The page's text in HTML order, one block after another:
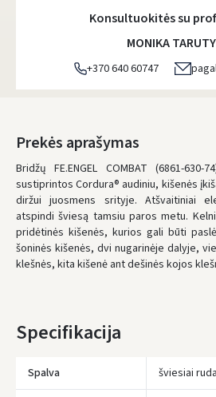
DPD kurjeris - 5.00 €
DPD paštomatai-
LP Express paštomatai
LP Express kurjeris-
Pirmadienį, Rugpjūčio 10
UŽSAKYMUS NUO80 €
IKI NEMOKAMO PRISTATYMO
Konsultuokitės su
MONIKA
+370 640 60747
Prekės aprašymas
Bridžų FE.ENGEL COMBAT (6861-
sustiprintos Cordura® audiniu, kišenės
diržui juosmens srityje. Atšvaitiniai
atspindi šviesą tamsiu paros metu.
pridėtinės kišenės, kurios gali būti
šoninės kišenės, dvi nugarinėje dalyje,
klešnės, kita kišenė ant dešinės kojos
Specifikacija
Spalva šviesiai ruda